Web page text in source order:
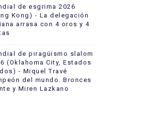
de esgrima 2026
Kong) - La delegación
arrasa con 4 oros y 4
de piragüismo slalom
(Oklahoma City, Estados
- Miquel Travé
del mundo. Bronces
y Miren Lazkano